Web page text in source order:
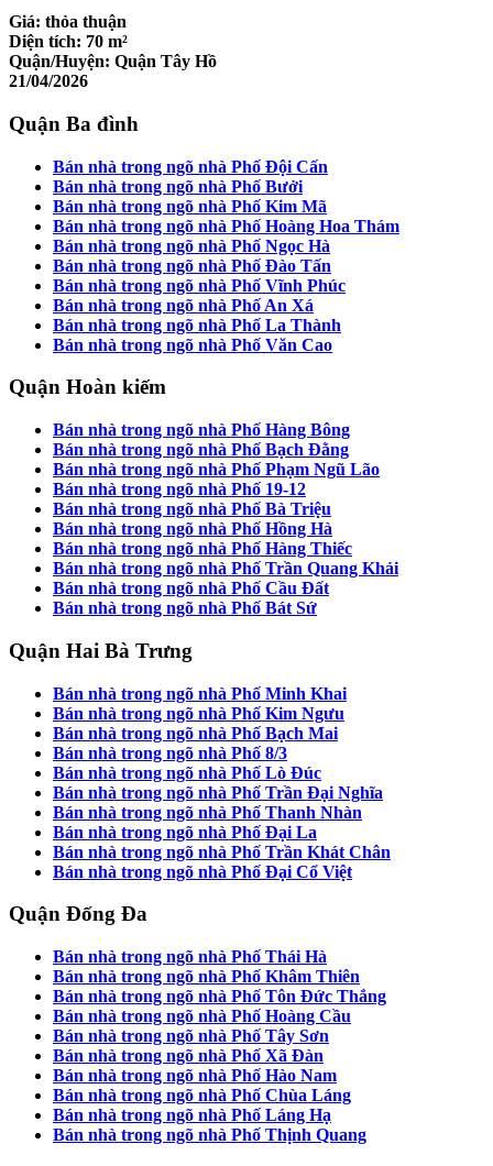
Giá: thỏa thuận
Diện tích: 70 m²
Quận/Huyện: Quận Tây Hồ
21/04/2026
Quận Ba đình
Bán nhà trong ngõ nhà Phố Đội Cấn
Bán nhà trong ngõ nhà Phố Bưởi
Bán nhà trong ngõ nhà Phố Kim Mã
Bán nhà trong ngõ nhà Phố Hoàng Hoa Thám
Bán nhà trong ngõ nhà Phố Ngọc Hà
Bán nhà trong ngõ nhà Phố Đào Tấn
Bán nhà trong ngõ nhà Phố Vĩnh Phúc
Bán nhà trong ngõ nhà Phố An Xá
Bán nhà trong ngõ nhà Phố La Thành
Bán nhà trong ngõ nhà Phố Văn Cao
Quận Hoàn kiếm
Bán nhà trong ngõ nhà Phố Hàng Bông
Bán nhà trong ngõ nhà Phố Bạch Đằng
Bán nhà trong ngõ nhà Phố Phạm Ngũ Lão
Bán nhà trong ngõ nhà Phố 19-12
Bán nhà trong ngõ nhà Phố Bà Triệu
Bán nhà trong ngõ nhà Phố Hồng Hà
Bán nhà trong ngõ nhà Phố Hàng Thiếc
Bán nhà trong ngõ nhà Phố Trần Quang Khải
Bán nhà trong ngõ nhà Phố Cầu Đất
Bán nhà trong ngõ nhà Phố Bát Sứ
Quận Hai Bà Trưng
Bán nhà trong ngõ nhà Phố Minh Khai
Bán nhà trong ngõ nhà Phố Kim Ngưu
Bán nhà trong ngõ nhà Phố Bạch Mai
Bán nhà trong ngõ nhà Phố 8/3
Bán nhà trong ngõ nhà Phố Lò Đúc
Bán nhà trong ngõ nhà Phố Trần Đại Nghĩa
Bán nhà trong ngõ nhà Phố Thanh Nhàn
Bán nhà trong ngõ nhà Phố Đại La
Bán nhà trong ngõ nhà Phố Trần Khát Chân
Bán nhà trong ngõ nhà Phố Đại Cổ Việt
Quận Đống Đa
Bán nhà trong ngõ nhà Phố Thái Hà
Bán nhà trong ngõ nhà Phố Khâm Thiên
Bán nhà trong ngõ nhà Phố Tôn Đức Thắng
Bán nhà trong ngõ nhà Phố Hoàng Cầu
Bán nhà trong ngõ nhà Phố Tây Sơn
Bán nhà trong ngõ nhà Phố Xã Đàn
Bán nhà trong ngõ nhà Phố Hào Nam
Bán nhà trong ngõ nhà Phố Chùa Láng
Bán nhà trong ngõ nhà Phố Láng Hạ
Bán nhà trong ngõ nhà Phố Thịnh Quang